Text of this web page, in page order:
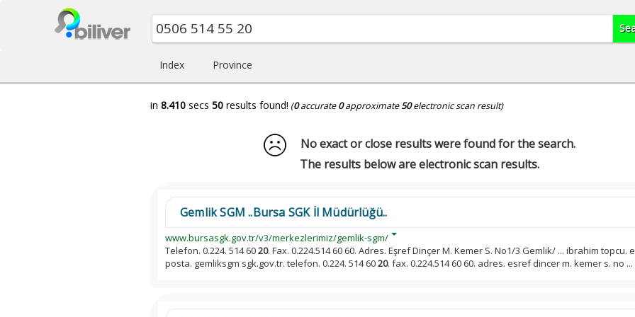
Index Province
in 8.410 secs 50 results found! (0accurate0approximate50electronic scan result)
No exact or close results were found for the search.
The results below are electronic scan results.
Gemlik SGM ..Bursa SGK İl Müdürlüğü..
www.bursasgk.gov.tr/v3/merkezlerimiz/gemlik-sgm/
Telefon. 0.224. 514 6020. Fax. 0.224.514 60 60. Adres. Eşref Dinçer M. Kemer S. No1/3 Gemlik/ ... ibrahim topcu.
posta. gemliksgm sgk.gov.tr. telefon. 0.224. 514 6020. fax. 0.224.514 60 60. adres. esref dincer m. kemer s. no ...